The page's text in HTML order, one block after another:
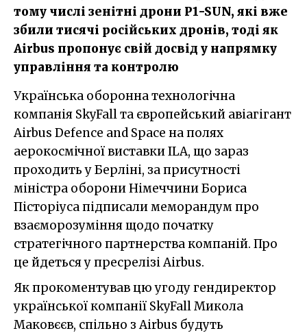
тому числі зенітні дрони P1-SUN, які вже
збили тисячі російських дронів, тоді як
Airbus пропонує свій досвід у напрямку
управління та контролю
Українська оборонна технологічна
компанія SkyFall та європейський авіагігант
Airbus Defence and Space на полях
аерокосмічної виставки ILA, що зараз
проходить у Берліні, за присутності
міністра оборони Німеччини Бориса
Пісторіуса підписали меморандум про
взаєморозуміння щодо початку
стратегічного партнерства компаній. Про
це йдеться у пресрелізі Airbus.
Як прокоментував цю угоду гендиректор
української компанії SkyFall Микола
Маковєєв, спільно з Airbus будуть